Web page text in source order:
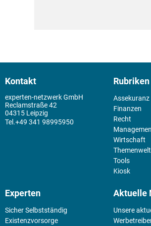
Kontakt
experten-netzwerk GmbH
Reclamstraße 42
04315 Leipzig
+49 341 98995950
Rubriken
Assekuranz
Finanzen
Recht
Wirtschaft
Themenwelt
Tools
Kiosk
Experten
Sicher Selbstständig
Existenz­vorsorge
Aktuelle
Unsere